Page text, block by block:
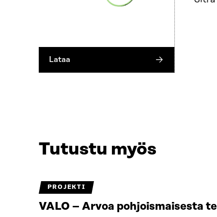
Lataa
Tutustu myös
PROJEKTI
VALO – Arvoa pohjoismaisesta